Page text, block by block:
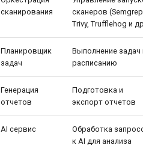
сканирования
сканеров
Trivy, Trufflehog и
Планировщик
задач
Выполнение задач
расписанию
Генерация
отчетов
Подготовка и
экспорт отчетов
AI сервис
Обработка
к AI для анализа